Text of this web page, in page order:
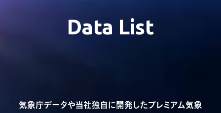
Data List
気象庁データや当社独自に開発したプレミアム気象